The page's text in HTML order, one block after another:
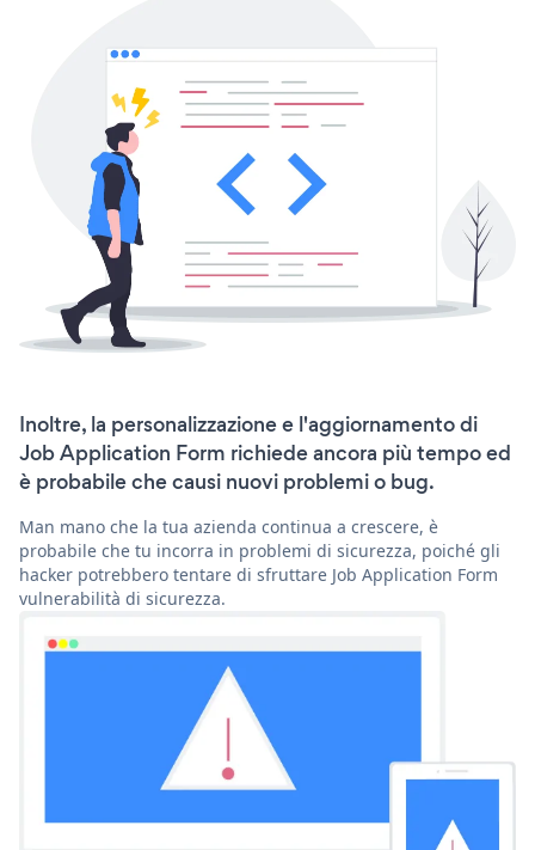
Inoltre, la personalizzazione e l'aggiornamento di
Job Application Form richiede ancora più tempo ed
è probabile che causi nuovi problemi o bug.
Man mano che la tua azienda continua a crescere, è
probabile che tu incorra in problemi di sicurezza, poiché gli
hacker potrebbero tentare di sfruttare Job Application Form
vulnerabilità di sicurezza.